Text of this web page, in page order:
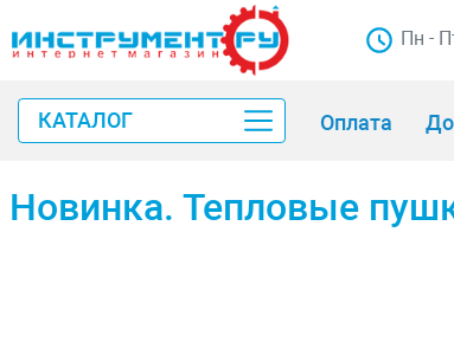
Пн -
КАТАЛОГ Оплата
Новинка. Тепловые